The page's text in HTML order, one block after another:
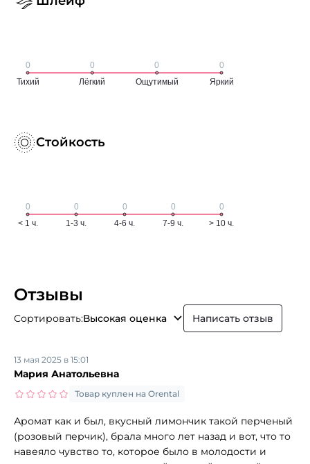
Стойкость
Отзывы
Сортировать:Высокая оценка Написать отзыв
Мария Анатольевна
13 мая 2025 в 15:01
Товар куплен на Orental
Аромат как и был, вкусный лимончик такой перченый
(розовый перчик), брала много лет назад и вот, что то
навеяло чувство то, которое было в молодости и